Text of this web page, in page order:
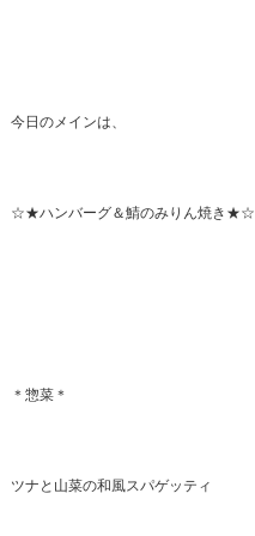
今日のメインは、
☆★ハンバーグ＆鯖のみりん焼き★☆
＊惣菜＊
ツナと山菜の和風スパゲッティ